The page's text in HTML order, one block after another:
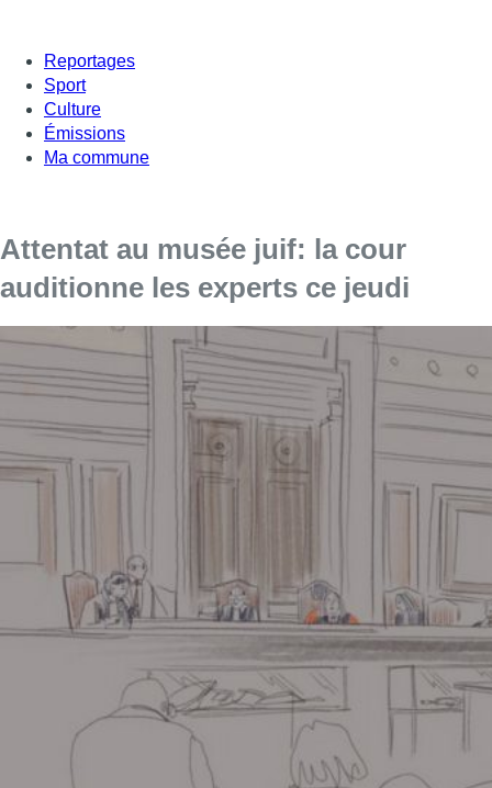
Reportages
Sport
Culture
Émissions
Ma commune
Attentat au musée juif: la cour
auditionne les experts ce jeudi